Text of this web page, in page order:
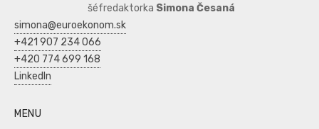
šéfredaktorka Simona Česaná
simona@euroekonom.sk
+421 907 234 066
+420 774 699 168
LinkedIn
MENU